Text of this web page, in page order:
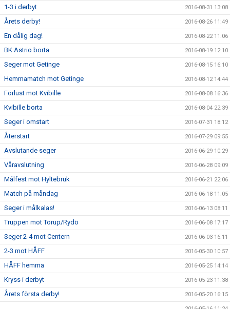
1-3 i derbyt 2016-08-31 13:08
Årets derby! 2016-08-26 11:49
En dålig dag! 2016-08-22 11:06
BK Astrio borta 2016-08-19 12:10
Seger mot Getinge 2016-08-15 16:10
Hemmamatch mot Getinge 2016-08-12 14:44
Förlust mot Kvibille 2016-08-08 16:36
Kvibille borta 2016-08-04 22:39
Seger i omstart 2016-07-31 18:12
Återstart 2016-07-29 09:55
Avslutande seger 2016-06-29 10:29
Våravslutning 2016-06-28 09:09
Målfest mot Hyltebruk 2016-06-21 22:06
Match på måndag 2016-06-18 11:05
Seger i målkalas! 2016-06-13 08:11
Truppen mot Torup/Rydö 2016-06-08 17:17
Seger 2-4 mot Centern 2016-06-03 16:11
2-3 mot HÅFF 2016-05-30 10:57
HÅFF hemma 2016-05-25 14:14
Kryss i derbyt 2016-05-23 11:38
Årets första derby! 2016-05-20 16:15